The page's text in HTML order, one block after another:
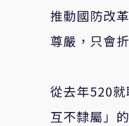
推動國防改
尊嚴，只會
從去年520
互不隸屬」